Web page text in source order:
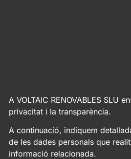
A VOLTAIC RENOVABLES SLU
privacitat i la transparència.
A continuació, indiquem
de les dades personals que
informació relacionada.